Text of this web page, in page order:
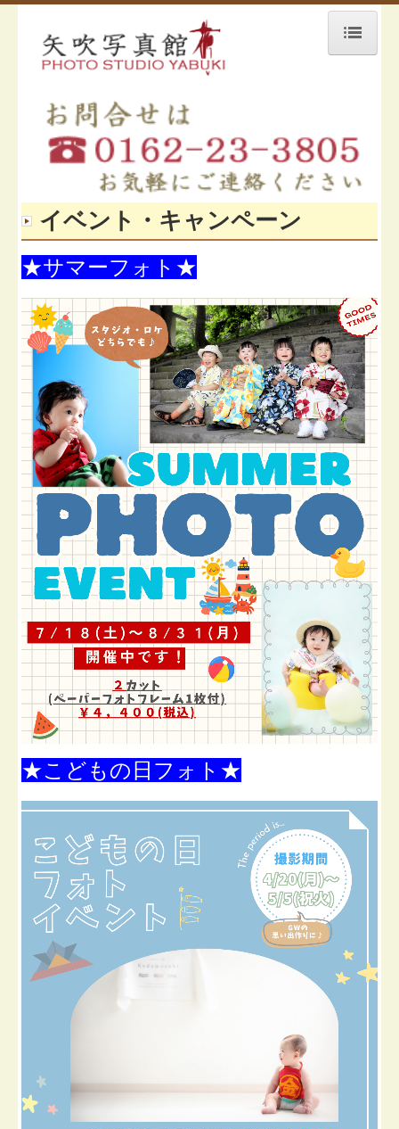
HOME
お問合せ
フォトスタジオ
アニバーサリー
百日
成人
七五三
いっさい、１歳、KIDS
入学・入園・卒園・卒業
フォトウェディング
家族写真
肖像写真・ポートレイト・還暦・古希等
Le Couple 夫婦の記念日
PORTRAITビジネス-Ｗeb-アーティスト宣材
写真
写真復元サービス
トピックス
コンセプト
LINE公式アカウント
アクセス
リンク
無音の色彩 -hajime Live-
イベント・キャンペーン
★サマーフォト★
★こどもの日フォト★